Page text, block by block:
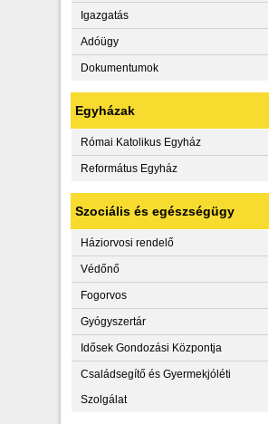
Igazgatás
Adóügy
Dokumentumok
Egyházak
Római Katolikus Egyház
Református Egyház
Szociális és egészségügy
Háziorvosi rendelő
Védőnő
Fogorvos
Gyógyszertár
Idősek Gondozási Központja
Családsegítő és Gyermekjóléti
Szolgálat